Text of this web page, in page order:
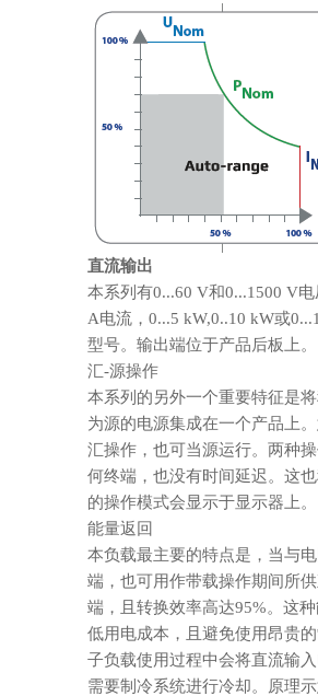
直流输出
本系列有0...60 V和0...1500 V
A电流，0...5 kW,0..10 kW或
型号。输出端位于产品后板上。
汇-源操作
本系列的另外一个重要特征是
为源的电源集成在一个产品上
汇操作，也可当源运行。两种
何终端，也没有时间延迟。这
的操作模式会显示于显示器上。
能量返回
本负载最主要的特点是，当与
端，也可用作带载操作期间所
端，且转换效率高达95%。这
低用电成本，且避免使用昂贵
子负载使用过程中会将直流输
需要制冷系统进行冷却。原理示